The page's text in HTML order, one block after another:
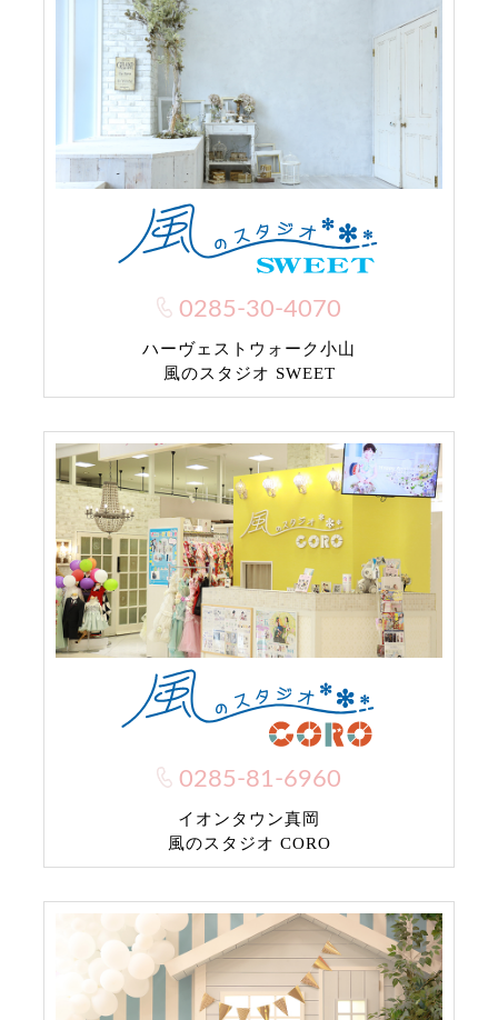
0285-30-4070
ハーヴェストウォーク小山
風のスタジオ SWEET
0285-81-6960
イオンタウン真岡
風のスタジオ CORO